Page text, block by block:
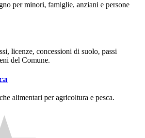
per minori, famiglie, anziani e persone
licenze, concessioni di suolo, passi
del Comune.
alimentari per agricoltura e pesca.